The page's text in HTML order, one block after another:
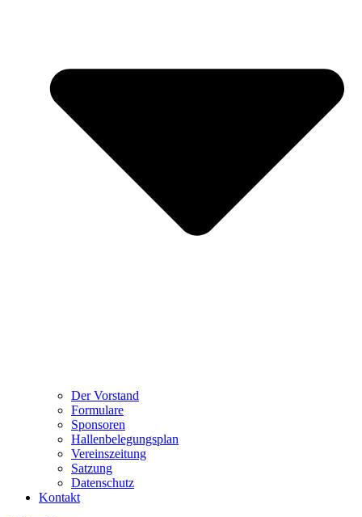
Der Vorstand
Formulare
Sponsoren
Hallenbelegungsplan
Vereinszeitung
Satzung
Datenschutz
Kontakt